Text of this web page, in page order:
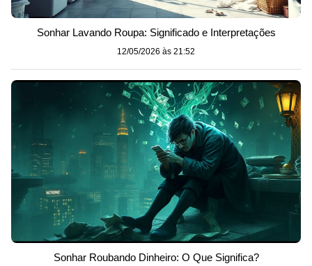
Sonhar Lavando Roupa: Significado e Interpretações
12/05/2026 às 21:52
Sonhar Roubando Dinheiro: O Que Significa?